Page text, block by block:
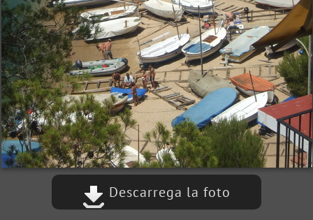
Descarrega la foto